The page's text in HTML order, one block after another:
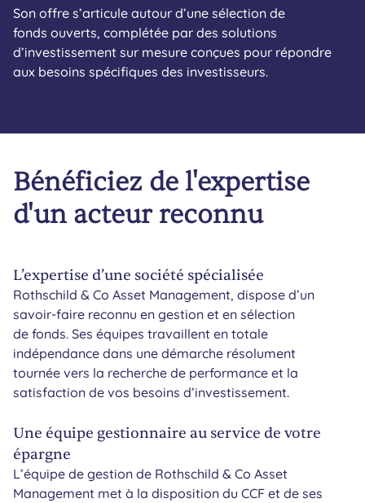
Son offre s’articule autour d’une sélection de
fonds ouverts, complétée par des solutions
d’investissement sur mesure conçues pour répondre
aux besoins spécifiques des investisseurs.
Bénéficiez de l'expertise
d'un acteur reconnu
L’expertise d’une société spécialisée
Rothschild & Co Asset Management, dispose d’un
savoir-faire reconnu en gestion et en sélection
de fonds. Ses équipes travaillent en totale
indépendance dans une démarche résolument
tournée vers la recherche de performance et la
satisfaction de vos besoins d’investissement.
Une équipe gestionnaire au service de votre
épargne
L’équipe de gestion de Rothschild & Co Asset
Management met à la disposition du CCF et de ses